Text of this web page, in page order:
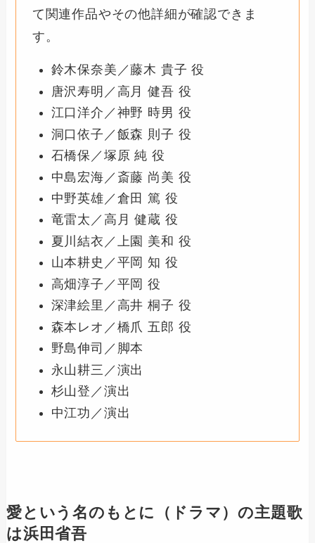
て関連作品やその他詳細が確認できま
す。
鈴木保奈美／藤木 貴子 役
唐沢寿明／高月 健吾 役
江口洋介／神野 時男 役
洞口依子／飯森 則子 役
石橋保／塚原 純 役
中島宏海／斎藤 尚美 役
中野英雄／倉田 篤 役
竜雷太／高月 健蔵 役
夏川結衣／上園 美和 役
山本耕史／平岡 知 役
高畑淳子／平岡 役
深津絵里／高井 桐子 役
森本レオ／橋爪 五郎 役
野島伸司／脚本
永山耕三／演出
杉山登／演出
中江功／演出
愛という名のもとに（ドラマ）の主題歌
は浜田省吾